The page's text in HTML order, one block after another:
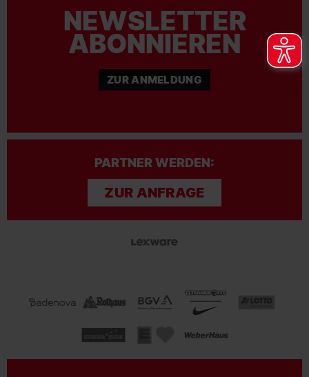
NEWSLETTER
ABONNIEREN
ZUR ANMELDUNG
PARTNER WERDEN:
ZUR ANFRAGE